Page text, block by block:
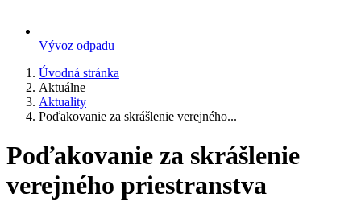
Vývoz odpadu
Úvodná stránka
Aktuálne
Aktuality
Poďakovanie za skrášlenie verejného...
Poďakovanie za skrášlenie
verejného priestranstva